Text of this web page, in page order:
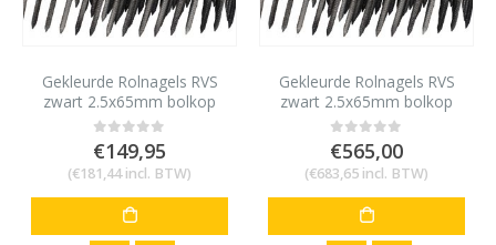
Gekleurde Rolnagels RVS
zwart 2.5x65mm bolkop
1200 stuks
0out of 5
€149,95
(€181,44incl. BTW)
Gekleurde Rolnagels RVS
zwart 2.5x65mm bolkop
4800 stuks
0out of 5
€565,00
(€683,65 incl. BTW)